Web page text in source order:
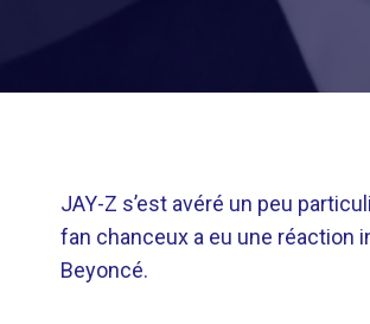
JAY-Z s’est avéré un peu
fan chanceux a eu une réaction
Beyoncé.